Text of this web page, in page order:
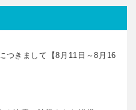
つきまして【8月11日～8月16